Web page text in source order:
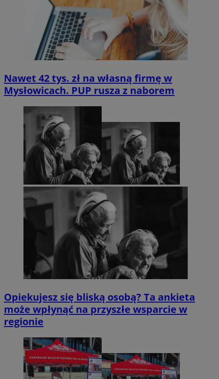
Nawet 42 tys. zł na własną firmę w
Mysłowicach. PUP rusza z naborem
Opiekujesz się bliską osobą? Ta ankieta
może wpłynąć na przyszłe wsparcie w
regionie